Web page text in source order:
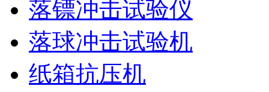
落镖冲击试验仪
落球冲击试验机
纸箱抗压机